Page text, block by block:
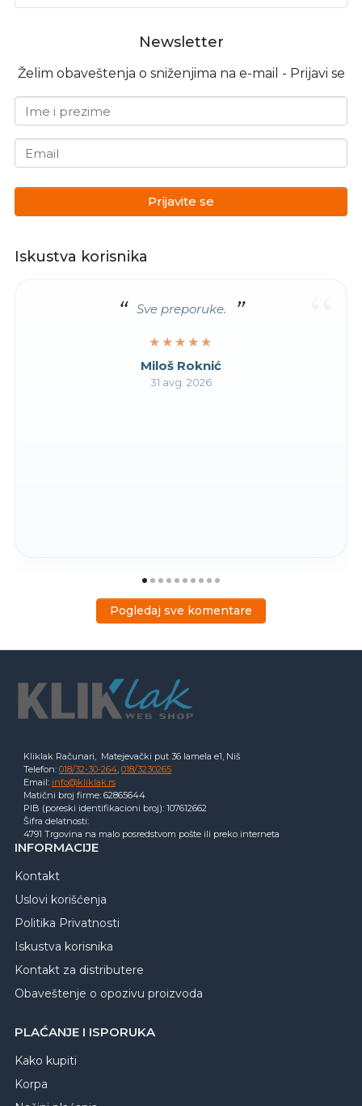
Newsletter
Želim obaveštenja o sniženjima na e-mail - Prijavi se
Ime i prezime
Email
Prijavite se
Iskustva korisnika
Sve preporuke.
★★★★★
★★★★★
Miloš Roknić
31 avg. 2026
Pogledaj sve komentare
Kliklak Računari, Matejevački put 36 lamela e1, Niš
Telefon: 018/32-30-264 018/3230265
Email: info@kliklak.rs
Matični broj firme: 62865644
PIB (poreski identifikacioni broj): 107612662
Šifra delatnosti:
4791 Trgovina na malo posredstvom pošte ili preko interneta
INFORMACIJE
Kontakt
Uslovi korišćenja
Politika Privatnosti
Iskustva korisnika
Kontakt za distributere
Obaveštenje o opozivu proizvoda
PLAĆANJE I ISPORUKA
Kako kupiti
Korpa